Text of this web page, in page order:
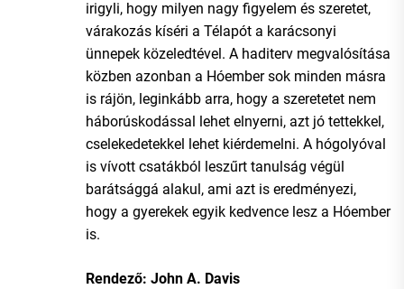
irigyli, hogy milyen nagy figyelem és szeretet,
várakozás kíséri a Télapót a karácsonyi
ünnepek közeledtével. A haditerv megvalósítása
közben azonban a Hóember sok minden másra
is rájön, leginkább arra, hogy a szeretetet nem
háborúskodással lehet elnyerni, azt jó tettekkel,
cselekedetekkel lehet kiérdemelni. A hógolyóval
is vívott csatákból leszűrt tanulság végül
barátsággá alakul, ami azt is eredményezi,
hogy a gyerekek egyik kedvence lesz a Hóember
is.
Rendező: John A. Davis